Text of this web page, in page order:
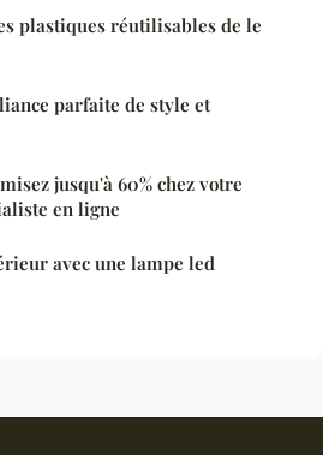
plastiques réutilisables de le
parfaite de style et
jusqu'à 60% chez votre
en ligne
avec une lampe led